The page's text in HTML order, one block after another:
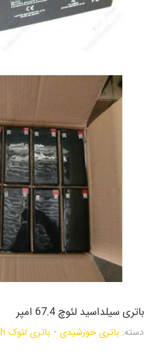
باتری سیلداسید لئوچ 67.4 امپر
دسته: باتری خورشیدی - باتری لئوک leoch